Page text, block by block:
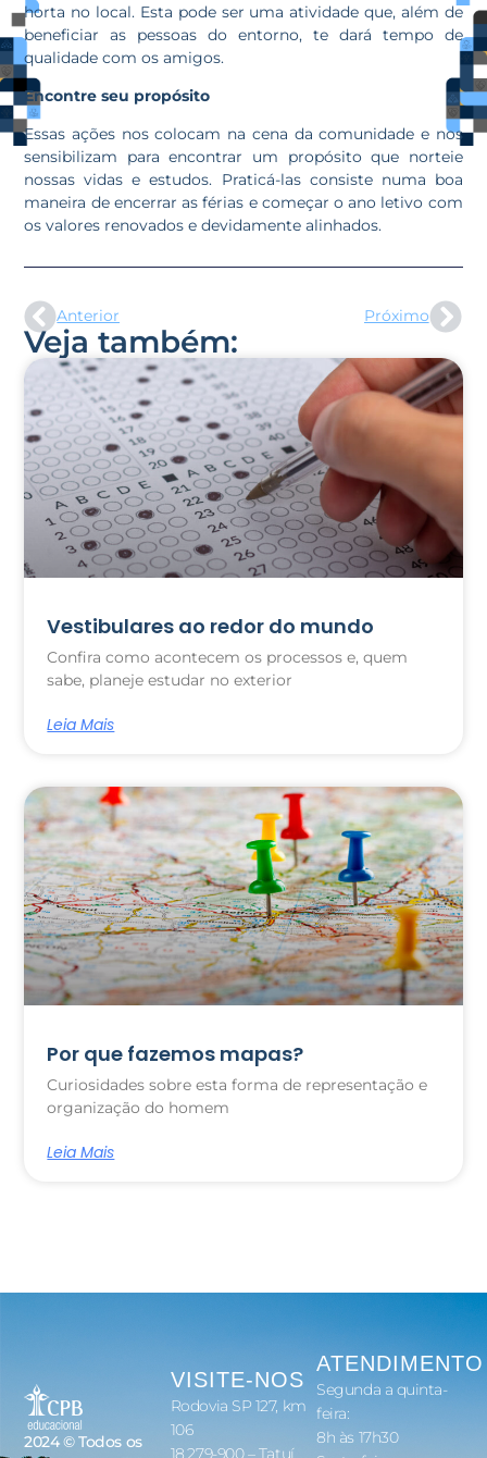
horta no local. Esta pode ser uma atividade que, além de
beneficiar as pessoas do entorno, te dará tempo de
qualidade com os amigos.
Encontre seu propósito
Essas ações nos colocam na cena da comunidade e nos
sensibilizam para encontrar um propósito que norteie
nossas vidas e estudos. Praticá-las consiste numa boa
maneira de encerrar as férias e começar o ano letivo com
os valores renovados e devidamente alinhados.
Anterior Próximo
Veja também:
Vestibulares ao redor do mundo
Confira como acontecem os processos e, quem
sabe, planeje estudar no exterior
Leia Mais
Por que fazemos mapas?
Curiosidades sobre esta forma de representação e
organização do homem
Leia Mais
2024 © Todos os
VISITE-NOS
Rodovia SP 127, km
106
18.279-900 – Tatuí
ATENDIMENTO
Segunda a quinta-
feira:
8h às 17h30